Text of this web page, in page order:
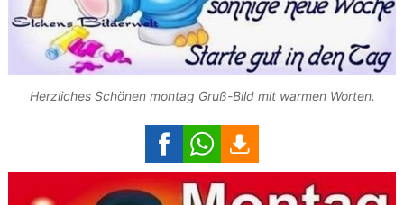
Herzliches Schönen montag Gruß-Bild mit warmen Worten.